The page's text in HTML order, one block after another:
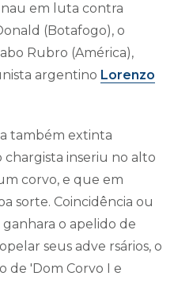
nau em luta contra
(Botafogo), o
Rubro (América),
argentino Lorenzo
também extinta
chargista inseriu no alto
corvo, e que em
sorte. Coincidência ou
o apelido de
seus adve rsários, o
de 'Dom Corvo I e